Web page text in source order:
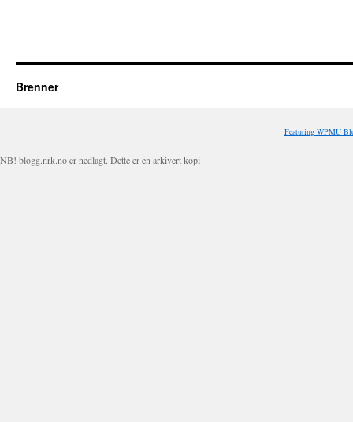
Brenner
Featuring WPMU
NB! blogg.nrk.no er nedlagt. Dette er en arkivert kopi